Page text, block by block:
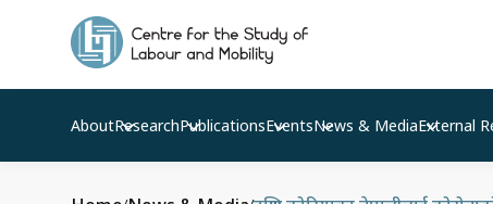
AboutResearchPublicationsEventsNews & MediaExternal